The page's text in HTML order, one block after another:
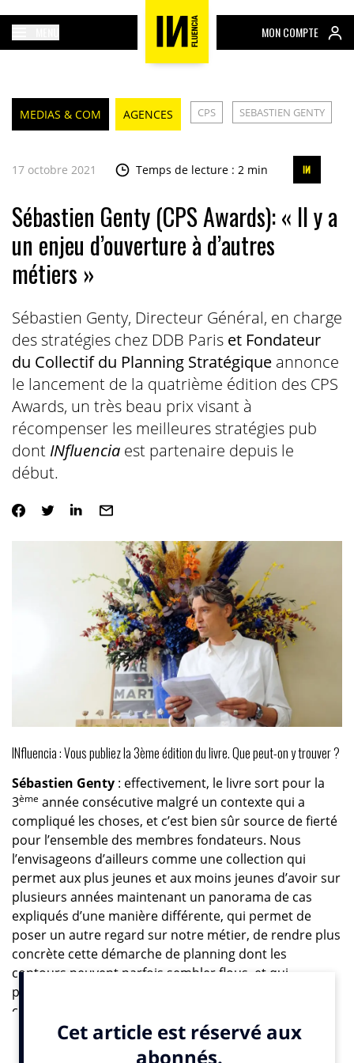
MON COMPTE
MEDIAS & COM AGENCES CPS SEBASTIEN GENTY
17 octobre 2021 Temps de lecture : 2 min
Sébastien Genty (CPS Awards): « Il y a
un enjeu d’ouverture à d’autres
métiers »
Sébastien Genty, Directeur Général, en charge
des stratégies chez DDB Pariset Fondateur
du Collectif du Planning Stratégiqueannonce
le lancement de la quatrième édition des CPS
Awards, un très beau prix visant à
récompenser les meilleures stratégies pub
dont INfluenciaest partenaire depuis le
début.
INfluencia : Vous publiez la 3ème édition du livre. Que peut-on y trouver ?
Sébastien Genty: effectivement, le livre sort pour la
3ème année consécutive malgré un contexte qui a
compliqué les choses, et c’est bien sûr source de fierté
pour l’ensemble des membres fondateurs. Nous
l’envisageons d’ailleurs comme une collection qui
permet aux plus jeunes et aux moins jeunes d’avoir sur
plusieurs années maintenant un panorama de cas
expliqués d’une manière différente, qui permet de
poser un autre regard sur notre métier, de rendre plus
concrète cette démarche de planning dont les
contours peuvent parfois sembler flous, et qui
pourtant quand on voit tous ces cas est très claire sur
ce que signifie une démarche planning. Bien sûr tous
les cas sont différents, mais il me semble qu’il révèle
tous les mêmes qualités : la capacité à comprendre